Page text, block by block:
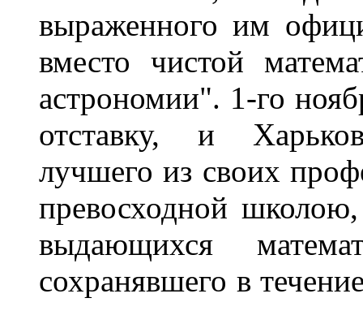
выраженного им
вместо чистой
астрономии". 1-го
отставку, и
лучшего из своих
превосходной
выдающихся
сохранявшего в